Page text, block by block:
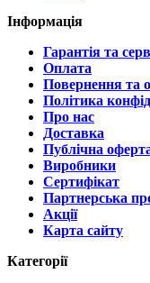
Інформація
Гарантія та
Оплата
Повернення та
Політика
Про нас
Доставка
Публічна
Виробники
Сертифікат
Партнерська
Акції
Карта сайту
Категорії